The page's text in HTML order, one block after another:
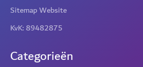
Sitemap Website
KvK: 89482875
Categorieën